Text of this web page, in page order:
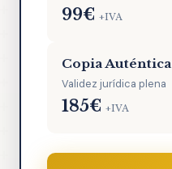
99€ +IVA
Copia Auténtica
Validez jurídica plena
185€ +IVA